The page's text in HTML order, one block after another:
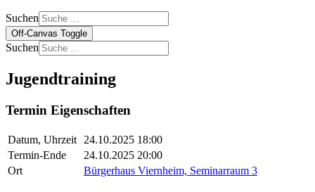
Suchen
Off-Canvas Toggle
Suchen
Jugendtraining
Termin Eigenschaften
Datum, Uhrzeit
24.10.2025 18:00
Termin-Ende
24.10.2025 20:00
Ort
Bürgerhaus Viernheim, Seminarraum 3